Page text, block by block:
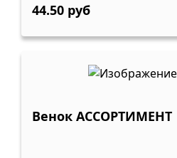
44.50 руб
Венок АССОРТИМЕНТ